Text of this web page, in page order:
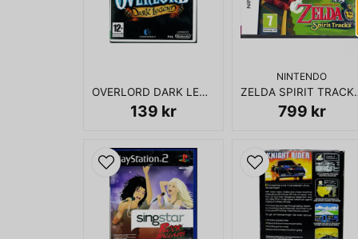
OVERLORD DARK LEGEND WII
139 kr
NINTENDO
ZELDA
799 kr